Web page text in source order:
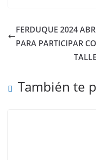
FERDUQUE 2024
PARA PARTICIPAR
También te